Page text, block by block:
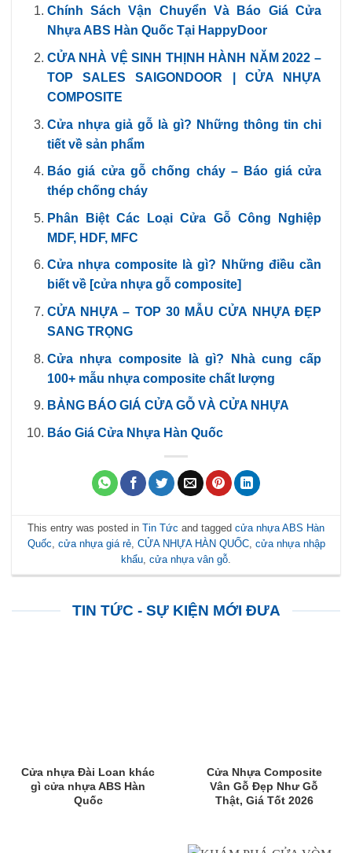
Chính Sách Vận Chuyển Và Báo Giá Cửa
Nhựa ABS Hàn Quốc Tại HappyDoor
CỬA NHÀ VỆ SINH THỊNH HÀNH NĂM 2022 –
TOP SALES SAIGONDOOR | CỬA NHỰA
COMPOSITE
Cửa nhựa giả gỗ là gì? Những thông tin chi
tiết về sản phẩm
Báo giá cửa gỗ chống cháy – Báo giá cửa
thép chống cháy
Phân Biệt Các Loại Cửa Gỗ Công Nghiệp
MDF, HDF, MFC
Cửa nhựa composite là gì? Những điều cần
biết về [cửa nhựa gỗ composite]
CỬA NHỰA – TOP 30 MẪU CỬA NHỰA ĐẸP
SANG TRỌNG
Cửa nhựa composite là gì? Nhà cung cấp
100+ mẫu nhựa composite chất lượng
BẢNG BÁO GIÁ CỬA GỖ VÀ CỬA NHỰA
Báo Giá Cửa Nhựa Hàn Quốc
This entry was posted in Tin Tức and tagged cửa nhựa ABS Hàn
Quốc, cửa nhựa giá rẻ, CỬA NHỰA HÀN QUỐC, cửa nhựa nhập
khẩu, cửa nhựa vân gỗ.
TIN TỨC - SỰ KIỆN MỚI ĐƯA
Cửa nhựa Đài Loan khác
gì cửa nhựa ABS Hàn
Quốc
Cửa Nhựa Composite
Vân Gỗ Đẹp Như Gỗ
Thật, Giá Tốt 2026